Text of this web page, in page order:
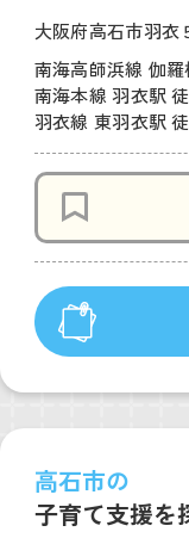
大阪府高石市羽
南海高師浜線 伽
南海本線 羽衣駅
羽衣線 東羽衣駅
高石市の
子育て支援を